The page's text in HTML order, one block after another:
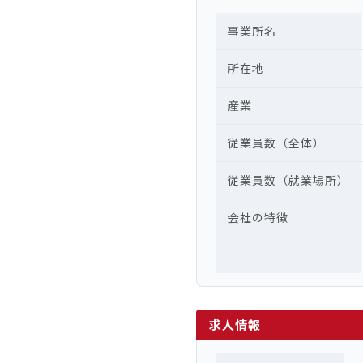
事業所名
所在地
産業
従業員数（全体）
従業員数（就業場所）
会社の特徴
求人情報